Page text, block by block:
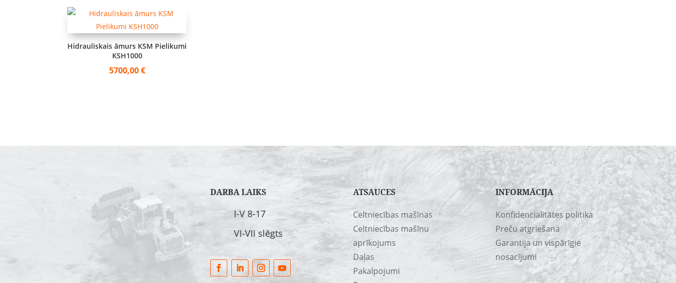
Hidrauliskais āmurs KSM Pielikumi
KSH1000
5700,00€
DARBA LAIKS
I-V 8-17
VI-VII slēgts
ATSAUCES
Celtniecības mašīnas
Celtniecības mašīnu
aprīkojums
Daļas
Pakalpojumi
INFORMĀCIJA
Konfidencialitātes politika
Preču atgriešana
Garantija un vispārīgie
nosacījumi